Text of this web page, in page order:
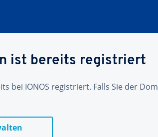
ist bereits registriert
bei IONOS registriert. Falls Sie der